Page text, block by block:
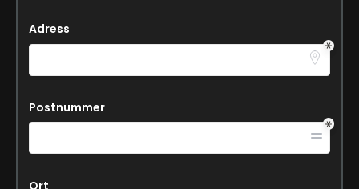
Adress
Postnummer
Ort